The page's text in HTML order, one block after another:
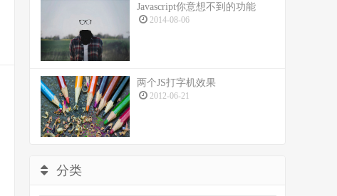
Javascript你意想不到的功能
2014-08-06
两个JS打字机效果
2012-06-21
分类